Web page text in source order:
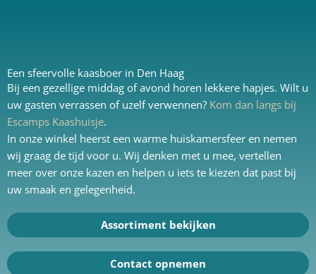
Een sfeervolle kaasboer in Den Haag
Bij een gezellige middag of avond horen lekkere hapjes. Wilt u
uw gasten verrassen of uzelf verwennen? Kom dan langs bij
Escamps Kaashuisje.
In onze winkel heerst een warme huiskamersfeer en nemen
wij graag de tijd voor u. Wij denken met u mee, vertellen
meer over onze kazen en helpen u iets te kiezen dat past bij
uw smaak en gelegenheid.
Assortiment bekijken
Contact opnemen